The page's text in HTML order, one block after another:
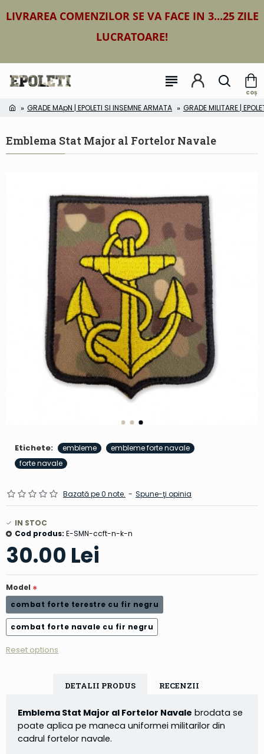
LIVRAREA COMENZILOR SE VA FACE IN 3...25 ZILE
LUCRATOARE!
GRADE MApN | EPOLETI SI INSEMNE ARMATA GRADE MILITARE |
Emblema Stat Major al Fortelor Navale
Etichete: embleme
embleme forte navale
forte navale
Bazată pe 0 note. - Spune-ţi opinia
30.00 Lei
IN STOC
Cod produs: E-SMN-ccft-n-k-n
Model
combat forte terestre cu fir negru
combat forte navale cu fir negru
Reset options
DETALII PRODUS RECENZII
Emblema Stat Major al Fortelor Navale brodata se
poate aplica pe maneca uniformei militarilor din
cadrul fortelor navale.